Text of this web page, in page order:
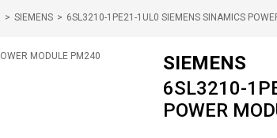
SIEMENS 6SL3210-1PE21-1UL0 SIEMENS SINAMICS
SIEMENS
6SL3210-
POWER